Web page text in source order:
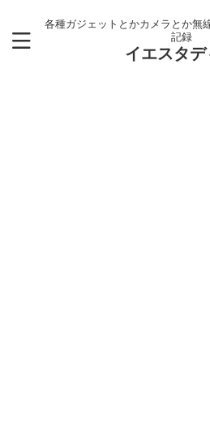
各種ガジェットとかカメラとか無
記録
イエスタ